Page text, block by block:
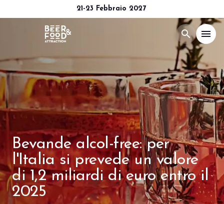
21-23 Febbraio 2027
search menu
Menù arrow_right
Esponi arrow_right
Visita arrow_right
Media Room arrow_right
CATALOGO 2026
Bevande alcol-free: per
l'Italia si prevede un valore
di 1,2 miliardi di euro entro il
2025